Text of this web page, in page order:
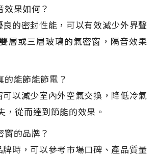
效果如何？
的密封性能，可以有效減少外界聲
層或三層玻璃的氣密窗，隔音效果
的能節能節電？
可以減少室內外空氣交換，降低冷氣
，從而達到節能的效果。
窗的品牌？
牌時，可以參考市場口碑、產品質量